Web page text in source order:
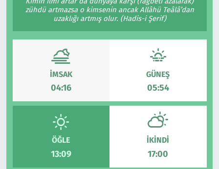
zühdü artmazsa o kimsenin ancak Allâhü Teâlâ’dan
uzaklığı artmış olur. (Hadis-i Şerif)
İMSAK
04:16
GÜNEŞ
05:54
ÖĞLE
13:09
İKINDI
17:00